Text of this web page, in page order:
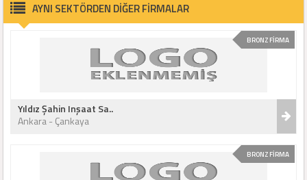
AYNI SEKTÖRDEN DİĞER FİRMALAR
BRONZ FİRMA
Yıldız Şahin Inşaat Sa..
Ankara - Çankaya
BRONZ FİRMA